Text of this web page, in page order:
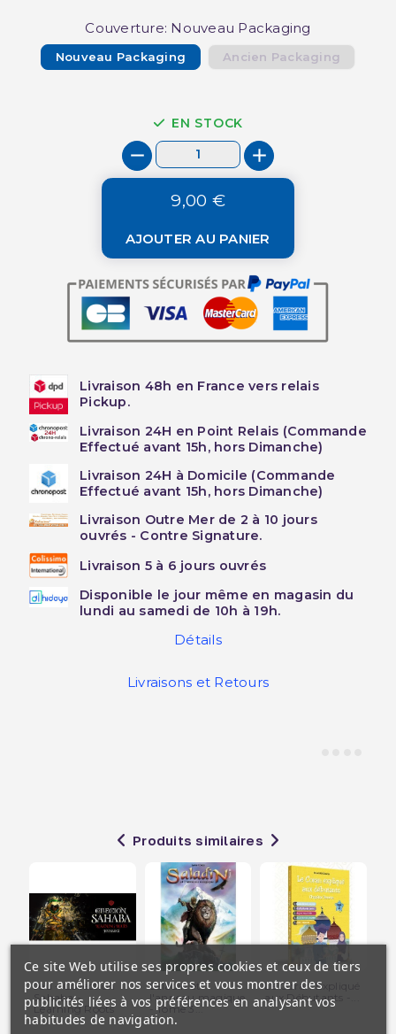
Couverture: Nouveau Packaging
Nouveau Packaging Ancien Packaging
EN STOCK
9,00 €
AJOUTER AU PANIER
Livraison 48h en France vers relais
Pickup.
Livraison 24H en Point Relais (Commande
Effectué avant 15h, hors Dimanche)
Livraison 24H à Domicile (Commande
Effectué avant 15h, hors Dimanche)
Livraison Outre Mer de 2 à 10 jours
ouvrés - Contre Signature.
Livraison 5 à 6 jours ouvrés
Disponible le jour même en magasin du
lundi au samedi de 10h à 19h.
Détails
Livraisons et Retours
Produits similaires
Jeu - Collection
Sahaba -
Learning Roots
Saladin et
l'anneau magique
- Tome 3...
Le Coran Expliqué
aux Débutants -...
Ce site Web utilise ses propres cookies et ceux de tiers
pour améliorer nos services et vous montrer des
publicités liées à vos préférences en analysant vos
habitudes de navigation.